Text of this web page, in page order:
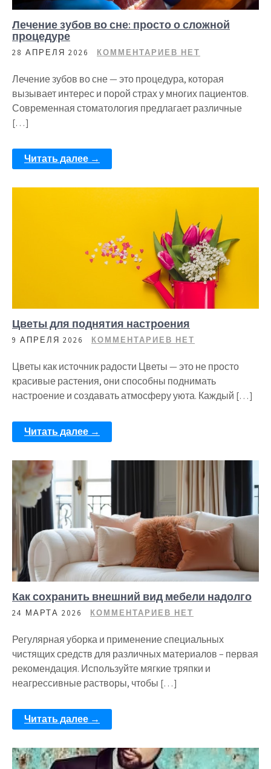
Лечение зубов во сне: просто о сложной
процедуре
28 АПРЕЛЯ 2026 КОММЕНТАРИЕВ НЕТ
Лечение зубов во сне — это процедура, которая
вызывает интерес и порой страх у многих пациентов.
Современная стоматология предлагает различные
[…]
Читать далее →
Цветы для поднятия настроения
9 АПРЕЛЯ 2026 КОММЕНТАРИЕВ НЕТ
Цветы как источник радости Цветы — это не просто
красивые растения, они способны поднимать
настроение и создавать атмосферу уюта. Каждый […]
Читать далее →
Как сохранить внешний вид мебели надолго
24 МАРТА 2026 КОММЕНТАРИЕВ НЕТ
Регулярная уборка и применение специальных
чистящих средств для различных материалов – первая
рекомендация. Используйте мягкие тряпки и
неагрессивные растворы, чтобы […]
Читать далее →